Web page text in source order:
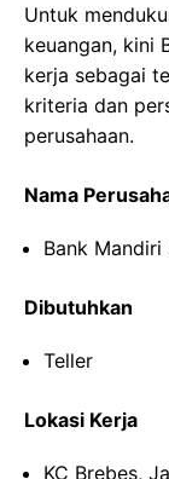
Untuk
keuangan, kini
kerja sebagai
kriteria dan
perusahaan.
Nama
Bank Mandiri
Dibutuhkan
Teller
Lokasi Kerja
KC Brebes,